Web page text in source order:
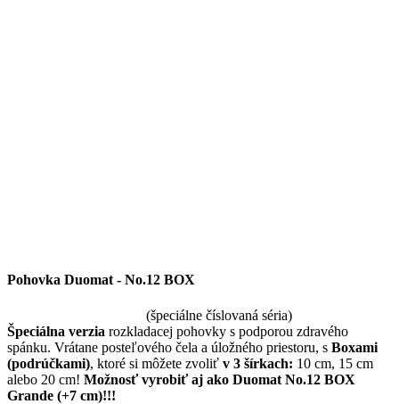
Pohovka Duomat - No.12 BOX
(špeciálne číslovaná séria)
Špeciálna verzia rozkladacej pohovky s podporou zdravého
spánku. Vrátane posteľového čela a úložného priestoru, s Boxami
(podrúčkami), ktoré si môžete zvoliť v 3 šírkach: 10 cm, 15 cm
alebo 20 cm! Možnosť vyrobiť aj ako Duomat No.12 BOX
Grande (+7 cm)!!!